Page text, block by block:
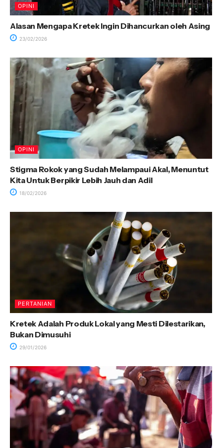
OPINI
Alasan Mengapa Kretek Ingin Dihancurkan oleh Asing
23/02/2026
OPINI
Stigma Rokok yang Sudah Melampaui Akal, Menuntut
Kita Untuk Berpikir Lebih Jauh dan Adil
18/02/2026
PERTANIAN
Kretek Adalah Produk Lokal yang Mesti Dilestarikan,
Bukan Dimusuhi
29/01/2026